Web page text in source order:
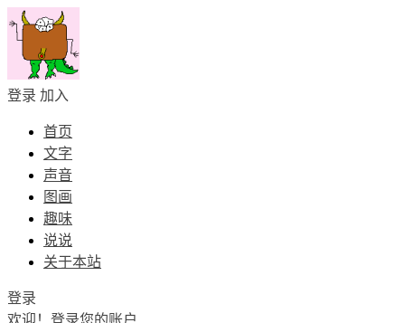
登录 加入
首页
文字
声音
图画
趣味
说说
关于本站
登录
欢迎！ 登录您的账户